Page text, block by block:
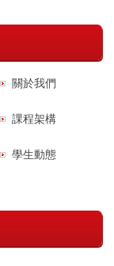
關於我們
課程架構
學生動態